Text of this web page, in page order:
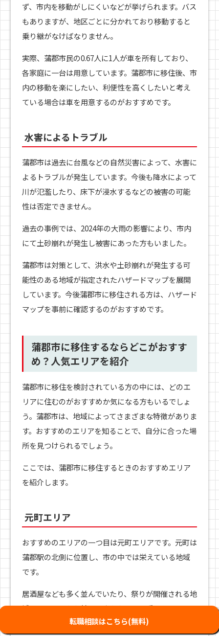
ず、市内を移動がしにくいなどが挙げられます。バス
もありますが、地区ごとに分かれており移動すると
乗り継がなけばなりません。
実際、蒲郡市民の0.67人に1人が車を所有しており、
各家庭に一台は用意しています。蒲郡市に移住後、市
内の移動を楽にしたい、利便性を高くしたいと考え
ている場合は車を用意するのがおすすめです。
水害によるトラブル
蒲郡市は過去に台風などの自然災害によって、水害に
よるトラブルが発生しています。今後も降水によって
川が氾濫したり、床下が浸水するなどの被害の可能
性は否定できません。
過去の事例では、2024年の大雨の影響により、市内
にて土砂崩れが発生し被害にあった方もいました。
蒲郡市は対策として、洪水や土砂崩れが発生する可
能性のある地域が指定されたハザードマップを展開
しています。今後蒲郡市に移住される方は、ハザード
マップを事前に確認するのがおすすめです。
蒲郡市に移住するならどこがおすす
め？人気エリアを紹介
蒲郡市に移住を検討されている方の中には、どのエ
リアに住むのがおすすめか気になる方もいるでしょ
う。蒲郡市は、地域によってさまざまな特徴がありま
す。おすすめのエリアを知ることで、自分に合った場
所を見つけられるでしょう。
ここでは、蒲郡市に移住するときのおすすめエリア
を紹介します。
元町エリア
おすすめのエリアの一つ目は元町エリアです。元町は
蒲郡駅の北側に位置し、市の中では栄えている地域
です。
居酒屋なども多く並んでいたり、祭りが開催される地
域であることから地元の人からとても愛されていま
転職相談はこちら(無料)